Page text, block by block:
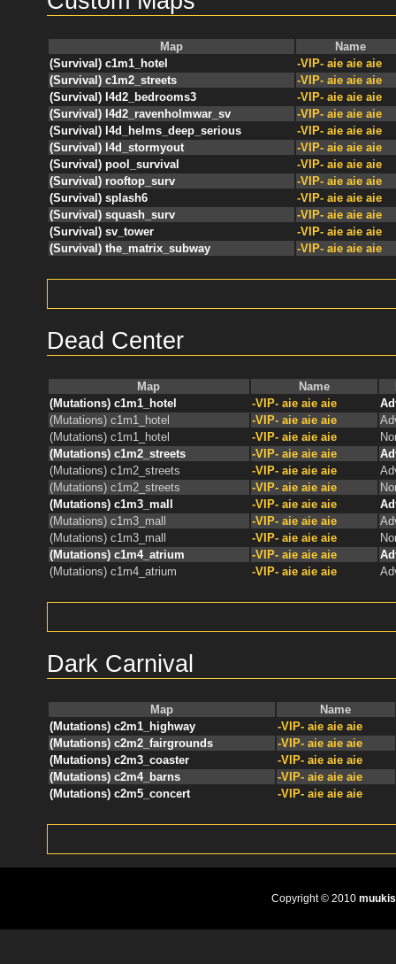
Map
Name
(Survival) c1m1_hotel
-VIP- aie aie aie
(Survival) c1m2_streets
-VIP- aie aie aie
(Survival) l4d2_bedrooms3
-VIP- aie aie aie
(Survival) l4d2_ravenholmwar_sv
-VIP- aie aie aie
(Survival) l4d_helms_deep_serious
-VIP- aie aie aie
(Survival) l4d_stormyout
-VIP- aie aie aie
(Survival) pool_survival
-VIP- aie aie aie
(Survival) rooftop_surv
-VIP- aie aie aie
(Survival) splash6
-VIP- aie aie aie
(Survival) squash_surv
-VIP- aie aie aie
(Survival) sv_tower
-VIP- aie aie aie
(Survival) the_matrix_subway
-VIP- aie aie aie
Dead Center
Map Name
(Mutations) c1m1_hotel
-VIP- aie aie aie
(Mutations) c1m1_hotel
-VIP- aie aie aie
(Mutations) c1m1_hotel
-VIP- aie aie aie
(Mutations) c1m2_streets
-VIP- aie aie aie
(Mutations) c1m2_streets
-VIP- aie aie aie
(Mutations) c1m2_streets
-VIP- aie aie aie
(Mutations) c1m3_mall
-VIP- aie aie aie
(Mutations) c1m3_mall
-VIP- aie aie aie
(Mutations) c1m3_mall
-VIP- aie aie aie
(Mutations) c1m4_atrium
-VIP- aie aie aie
(Mutations) c1m4_atrium
-VIP- aie aie aie
Dark Carnival
Map
Name
(Mutations) c2m1_highway
-VIP- aie aie aie
(Mutations) c2m2_fairgrounds
-VIP- aie aie aie
(Mutations) c2m3_coaster
-VIP- aie aie aie
(Mutations) c2m4_barns
-VIP- aie aie aie
(Mutations) c2m5_concert
-VIP- aie aie aie
Copyright © 2010 muukis